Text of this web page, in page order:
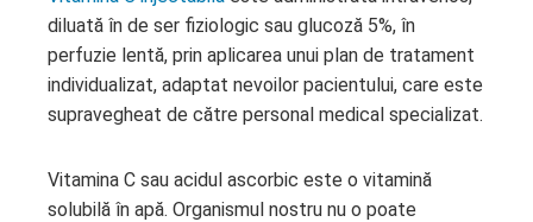
diluată în de ser fiziologic sau glucoză 5%, în
perfuzie lentă, prin aplicarea unui plan de tratament
individualizat, adaptat nevoilor pacientului, care este
supravegheat de către personal medical specializat.
Vitamina C sau acidul ascorbic este o vitamină
solubilă în apă. Organismul nostru nu o poate